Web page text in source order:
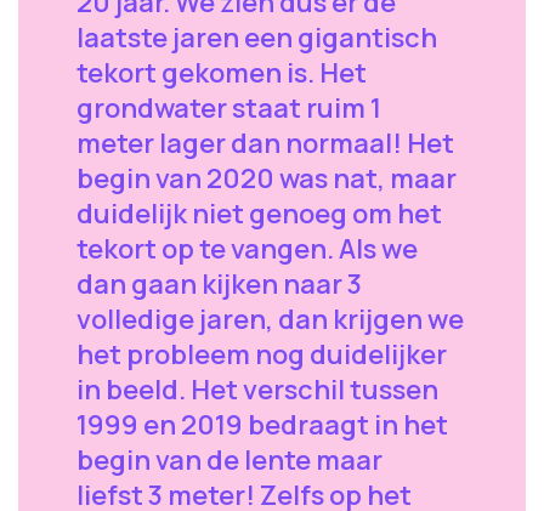
laatste jaren een gigantisch
tekort gekomen is. Het
grondwater staat ruim 1
meter lager dan normaal! Het
begin van 2020 was nat, maar
duidelijk niet genoeg om het
tekort op te vangen. Als we
dan gaan kijken naar 3
volledige jaren, dan krijgen we
het probleem nog duidelijker
in beeld. Het verschil tussen
1999 en 2019 bedraagt in het
begin van de lente maar
liefst 3 meter! Zelfs op het